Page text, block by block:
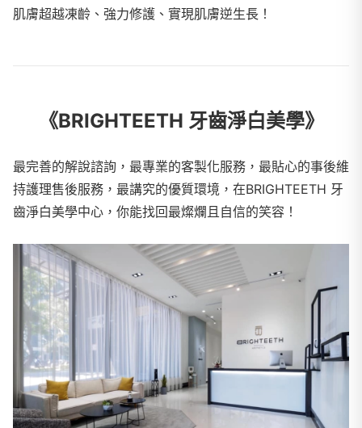
肌膚超越凍齡、強力修護、實現肌膚逆生長！
《BRIGHTEETH 牙齒淨白美學》
最完善的解說諮詢，最專業的客製化服務，最貼心的事後維
持護理售後服務，最講究的優質環境，在BRIGHTEETH 牙
齒淨白美學中心，你能找回最燦爛且自信的笑容！